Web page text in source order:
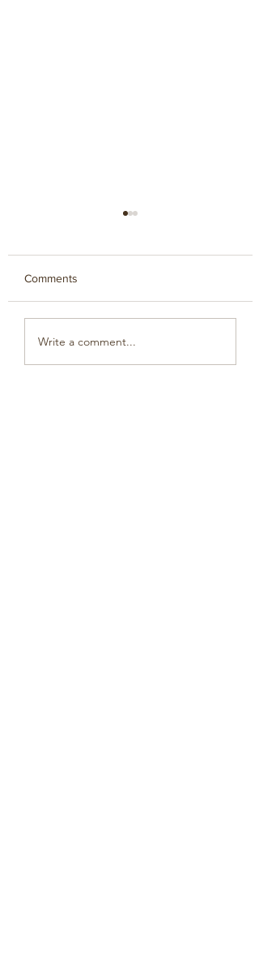
Comments
Write a comment...